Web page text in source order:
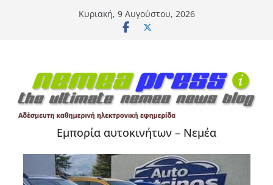
Κυριακή, 9 Αυγούστου, 2026
Εμπορία αυτοκινήτων – Νεμέα